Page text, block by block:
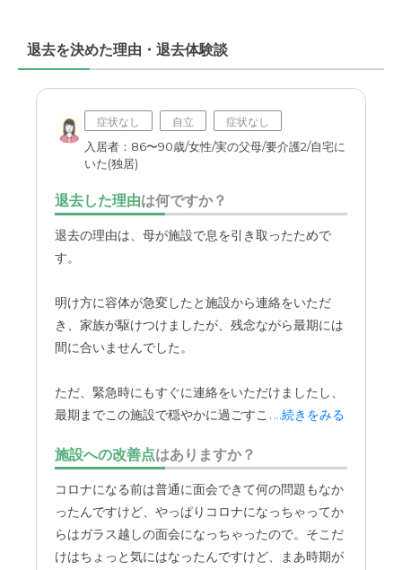
の入居者とは、レクリエーションでご一緒するようだが、
友達もできたようだ。
清掃が行き届いている、きれいな施設。 庭には花が植え
てある。 ロビーも素敵な雰囲気だった。
看護師が24時間体制で、交代で常駐。 医師は定期的に訪
問し、一人ずつ受診。 提携の調剤薬局があり、薬を届け
てくれる
駅からは遠いので、バスを使うと思う。 ただ、広い駐車
場があるので、車があれば問題ない。
料金費用について
料金は、他の施設よりも高く感じたが、サービス内容を考
えると、納得できる料金である。
退去を決めた理由・退去体験談
症状なし 自立 症状なし
入居者：86〜90歳/女性/実の父母/要介護2/自宅に
いた(独居)
退去した理由は何ですか？
退去の理由は、母が施設で息を引き取ったためで
す。
明け方に容体が急変したと施設から連絡をいただ
き、家族が駆けつけましたが、残念ながら最期には
間に合いませんでした。
ただ、緊急時にもすぐに連絡をいただけましたし、
最期までこの施設で穏やかに過ごすことができたと
...続きをみる
施設への改善点はありますか？
コロナになる前は普通に面会できて何の問題もなか
ったんですけど、やっぱりコロナになっちゃってか
らはガラス越しの面会になっちゃったので。そこだ
けはちょっと気にはなったんですけど、まあ時期が